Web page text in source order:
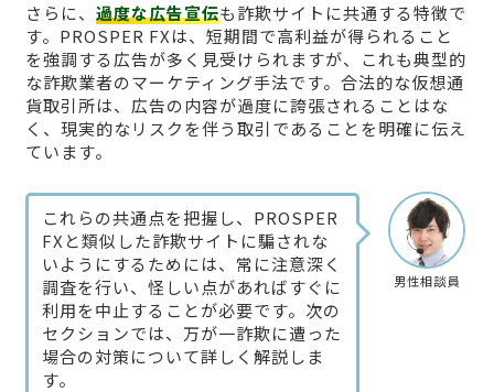
さらに、 過度な広告宣伝も詐欺サイトに共通する特徴で
す。PROSPER FXは、短期間で高利益が得られること
を強調する広告が多く見受けられますが、これも典型的
な詐欺業者のマーケティング手法です。合法的な仮想通
貨取引所は、広告の内容が過度に誇張されることはな
く、現実的なリスクを伴う取引であることを明確に伝え
ています。
男性相談員
これらの共通点を把握し、PROSPER
FXと類似した詐欺サイトに騙されな
いようにするためには、常に注意深く
調査を行い、怪しい点があればすぐに
利用を中止することが必要です。次の
セクションでは、万が一詐欺に遭った
場合の対策について詳しく解説しま
す。